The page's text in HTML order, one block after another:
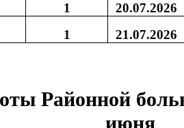
1
20.07.2026
1 21.07.2026
Районной
июня